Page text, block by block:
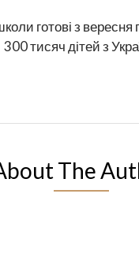
готові з
300 тисяч дітей з
The